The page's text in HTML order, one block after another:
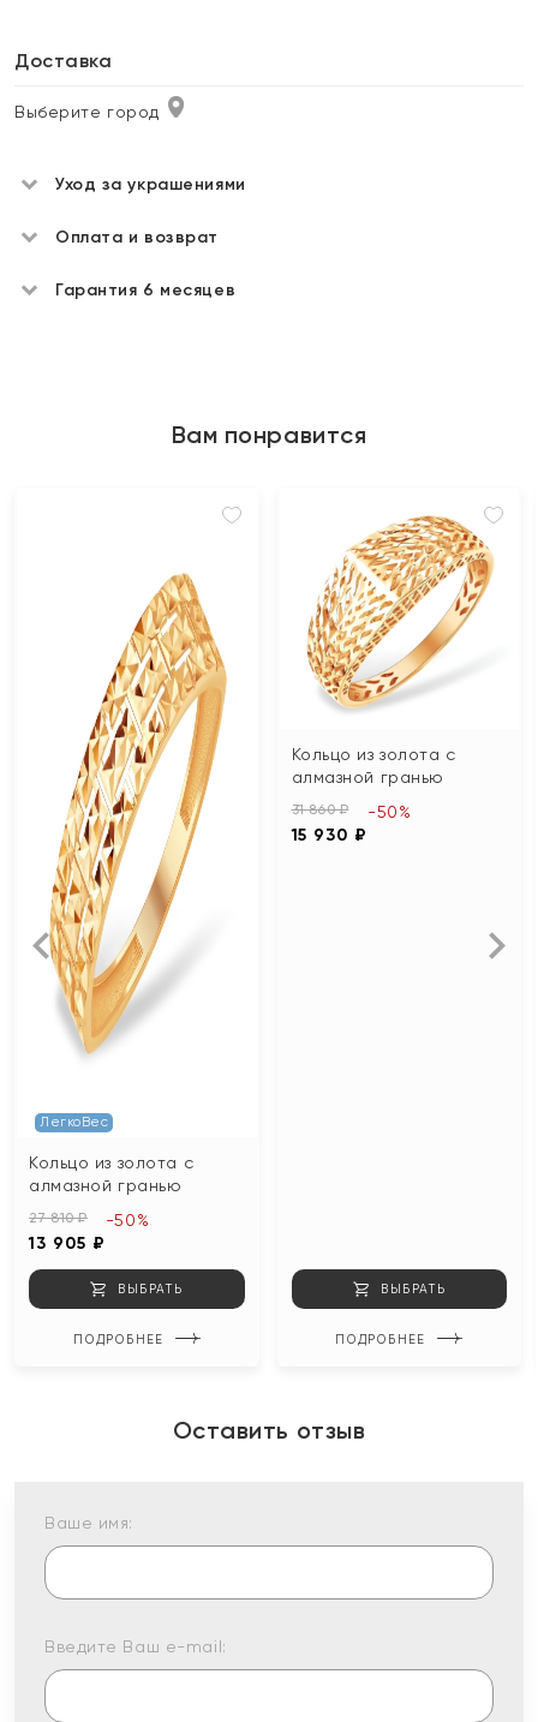
Доставка
Выберите город
Уход за украшениями
Оплата и возврат
Гарантия 6 месяцев
Вам понравится
ЛегкоВес
Кольцо из золота с
алмазной гранью
27 810 ₽
13 905 ₽
-50%
ВЫБРАТЬ
ПОДРОБНЕЕ
Кольцо из золота с
алмазной гранью
31 860 ₽
15 930 ₽
-50%
ВЫБРАТЬ
ПОДРОБНЕЕ
Оставить отзыв
Ваше имя:
Введите Ваш e-mail: